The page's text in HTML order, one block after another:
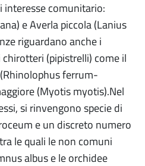
interesse comunitario:
e Averla piccola (Lanius
riguardano anche i
(pipistrelli) come il
ferrum-
(Myotis myotis).Nel
si rinvengono specie di
e un discreto numero
le quali le non comuni
albus e le orchidee